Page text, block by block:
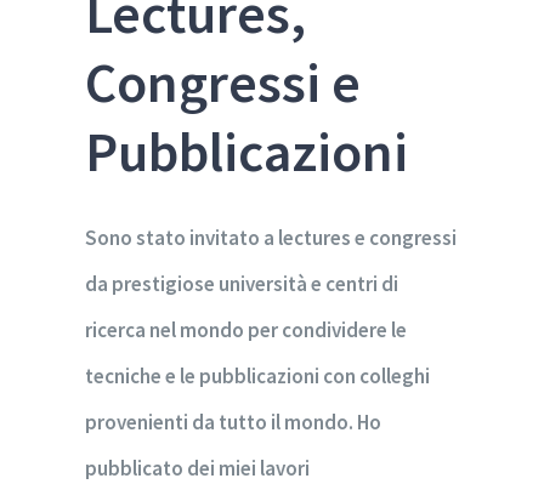
Congressi e
Pubblicazioni
Sono stato invitato a lectures e congressi
da prestigiose università e centri di
ricerca nel mondo per condividere le
tecniche e le pubblicazioni con colleghi
provenienti da tutto il mondo. Ho
pubblicato dei miei lavori